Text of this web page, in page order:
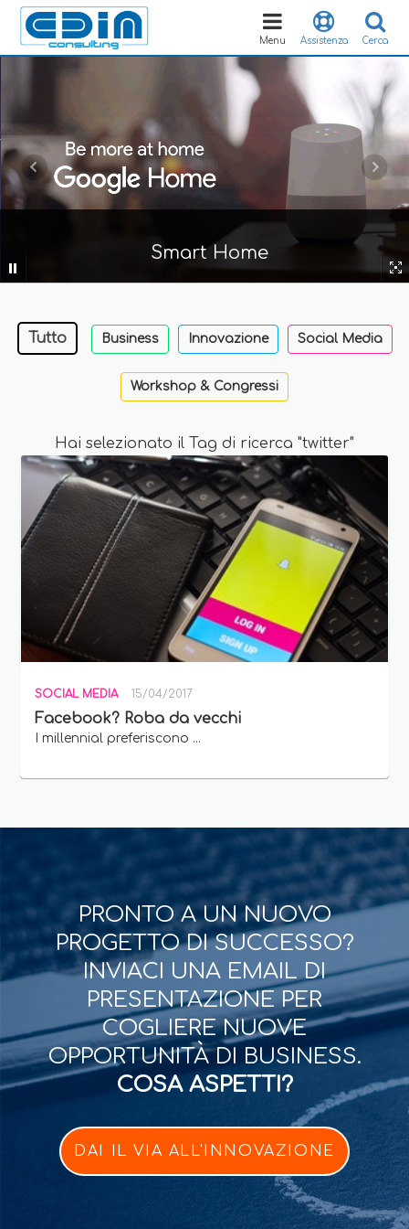
Cerca
Assistenza
Toggle
navigation
Menu
Smart Home
Tutto Business Innovazione Social Media
Workshop & Congressi
Hai selezionato il Tag di ricerca "twitter"
SOCIAL MEDIA 15/04/2017
Facebook? Roba da vecchi
I millennial preferiscono ...
PRONTO A UN NUOVO
PROGETTO DI SUCCESSO?
INVIACI UNA EMAIL DI
PRESENTAZIONE PER
COGLIERE NUOVE
OPPORTUNITÀ DI BUSINESS.
COSA ASPETTI?
DAI IL VIA ALL'INNOVAZIONE